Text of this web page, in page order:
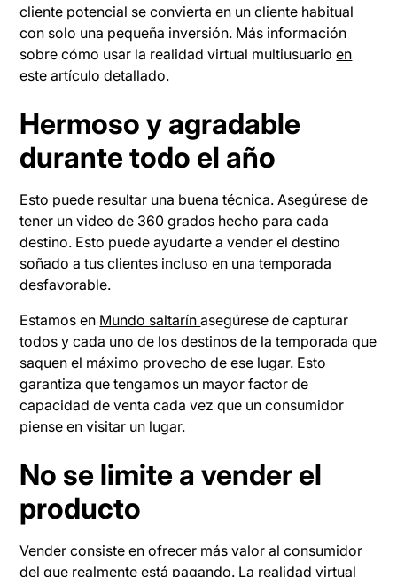
cliente potencial se convierta en un cliente habitual
con solo una pequeña inversión. Más información
sobre cómo usar la realidad virtual multiusuarioen
este artículo detallado.
Hermoso y agradable
durante todo el año
Esto puede resultar una buena técnica. Asegúrese de
tener un video de 360 grados hecho para cada
destino. Esto puede ayudarte a vender el destino
soñado a tus clientes incluso en una temporada
desfavorable.
Estamos en Mundo saltarínasegúrese de capturar
todos y cada uno de los destinos de la temporada que
saquen el máximo provecho de ese lugar. Esto
garantiza que tengamos un mayor factor de
capacidad de venta cada vez que un consumidor
piense en visitar un lugar.
No se limite a vender el
producto
Vender consiste en ofrecer más valor al consumidor
del que realmente está pagando. La realidad virtual